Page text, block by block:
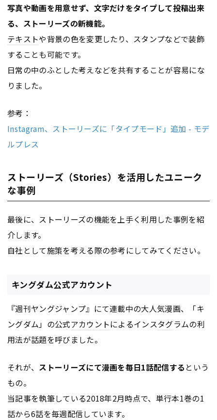
写真や動画を用意せず、文字だけをタイプして投稿出来
る、ストーリーズの新機能。
テキストや背景の色を変更したり、スタンプなどで装飾
することも可能です。
日常の中のふとした考えなどを共有することが容易にな
りました。
参考：
Instagram、ストーリーズに「タイプモード」追加 - モデ
ルプレス
ストーリーズ（Stories）を活用したユニーク
な事例
最後に、ストーリーズの機能を上手く利用した事例を紹
介します。
自社として施策を考える際の参考にしてみてください。
キングダム公式アカウント
『週刊ヤングジャンプ』にて連載中の大人気漫画、「キ
ングダム」の公式アカウントによるインスタグラムの利
用法が話題を呼びました。
それが、 ストーリーズにて漫画を毎日1話配信する という
もの。
当記事を執筆している2018年2月時点で、単行本1巻の1
話から6話を毎週配信しています。